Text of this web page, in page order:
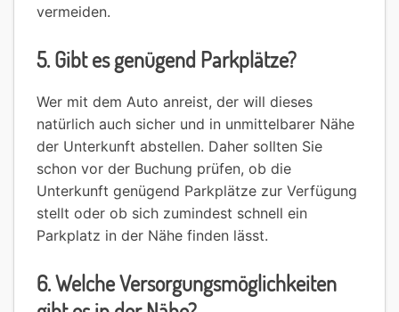
vermeiden.
5. Gibt es genügend Parkplätze?
Wer mit dem Auto anreist, der will dieses
natürlich auch sicher und in unmittelbarer Nähe
der Unterkunft abstellen. Daher sollten Sie
schon vor der Buchung prüfen, ob die
Unterkunft genügend Parkplätze zur Verfügung
stellt oder ob sich zumindest schnell ein
Parkplatz in der Nähe finden lässt.
6. Welche Versorgungsmöglichkeiten